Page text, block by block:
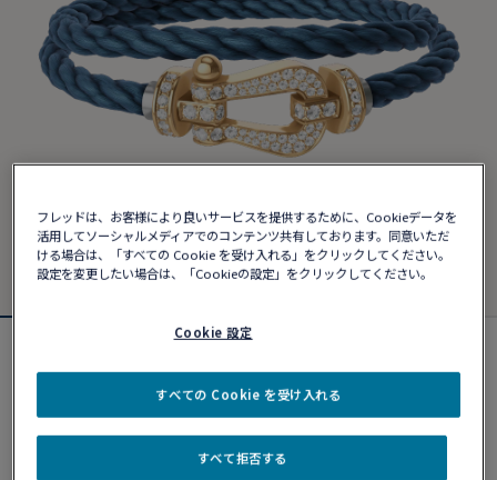
フォース10ブレスレット
カスタマイズ
フレッドは、お客様により良いサービスを提供するために、Cookieデータを
活用してソーシャルメディアでのコンテンツ共有しております。同意いただ
ける場合は、「すべての Cookie を受け入れる」をクリックしてください。
設定を変更したい場合は、「Cookieの設定」をクリックしてください。
Cookie 設定
すべて拒否する
すべての Cookie を受け入れる